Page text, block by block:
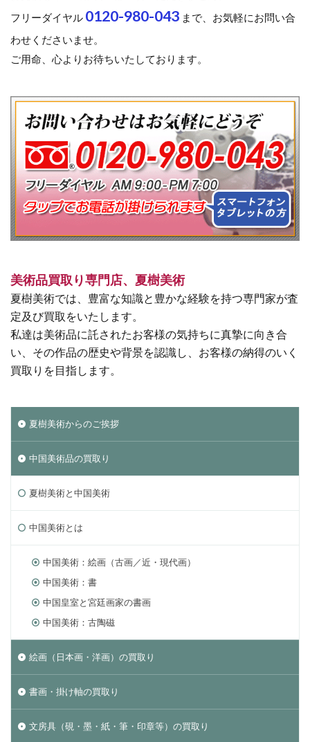
フリーダイヤル 0120-980-043 まで、お気軽にお問い合
わせくださいませ。
ご用命、心よりお待ちいたしております。
美術品買取り専門店、夏樹美術
夏樹美術では、豊富な知識と豊かな経験を持つ専門家が査
定及び買取をいたします。
私達は美術品に託されたお客様の気持ちに真摯に向き合
い、その作品の歴史や背景を認識し、お客様の納得のいく
買取りを目指します。
夏樹美術からのご挨拶
中国美術品の買取り
夏樹美術と中国美術
中国美術とは
中国美術：絵画（古画／近・現代画）
中国美術：書
中国皇室と宮廷画家の書画
中国美術：古陶磁
絵画（日本画・洋画）の買取り
書画・掛け軸の買取り
文房具（硯・墨・紙・筆・印章等）の買取り